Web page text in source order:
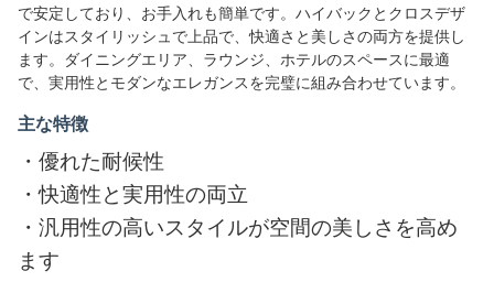
で安定しており、お手入れも簡単です。ハイバックとクロスデザ
インはスタイリッシュで上品で、快適さと美しさの両方を提供し
ます。ダイニングエリア、ラウンジ、ホテルのスペースに最適
で、実用性とモダンなエレガンスを完璧に組み合わせています。
主な特徴
・ 優れた耐候性
・快適性と実用性の両立
・ 汎用性の高いスタイルが空間の美しさを高め
ます